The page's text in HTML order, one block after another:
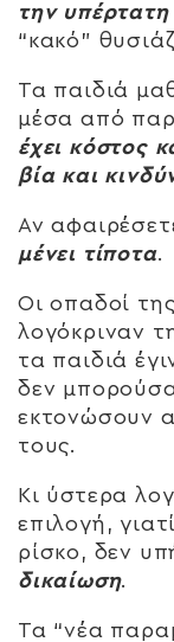
την
“κακό”
Τα παιδιά
μέσα από
έχει κόστος
βία και
Αν
μένει τίποτα.
Οι οπαδοί
λογόκριναν
τα παιδιά
δεν
εκτονώσουν
τους.
Κι ύστερα
επιλογή,
ρίσκο, δεν
δικαίωση.
Τα “νέα